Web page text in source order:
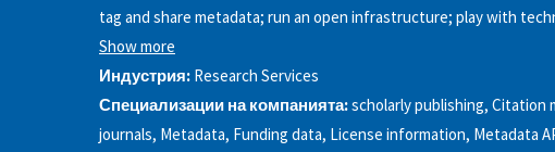
tag and share metadata; run an open infrastructure; play with
Show more
Индустрия: Research Services
Специализации на компанията:scholarly publishing, Citation
journals, Metadata, Funding data, License information, Metadata